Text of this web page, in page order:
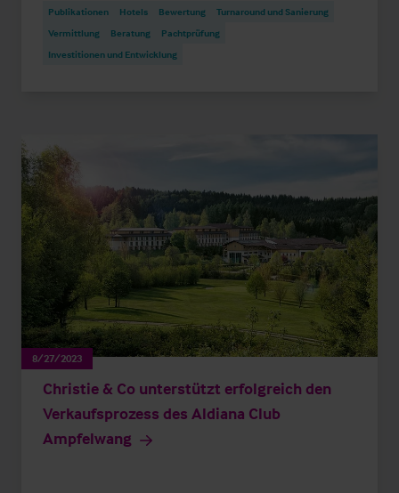
Publikationen Hotels Bewertung
Turnaround und Sanierung
Vermittlung
Beratung
Pachtprüfung
Investitionen und Entwicklung
8/27/2023
Christie & Co unterstützt erfolgreich den
Verkaufsprozess des Aldiana Club
Ampfelwang